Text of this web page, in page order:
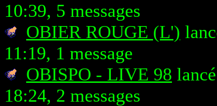
10:39, 5 messages
OBIER ROUGE (L')
11:19, 1 message
OBISPO - LIVE 98
18:24, 2 messages